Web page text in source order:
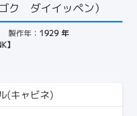
ク ダイイッペン）
製作年： 1929 年
】
(キャビネ)